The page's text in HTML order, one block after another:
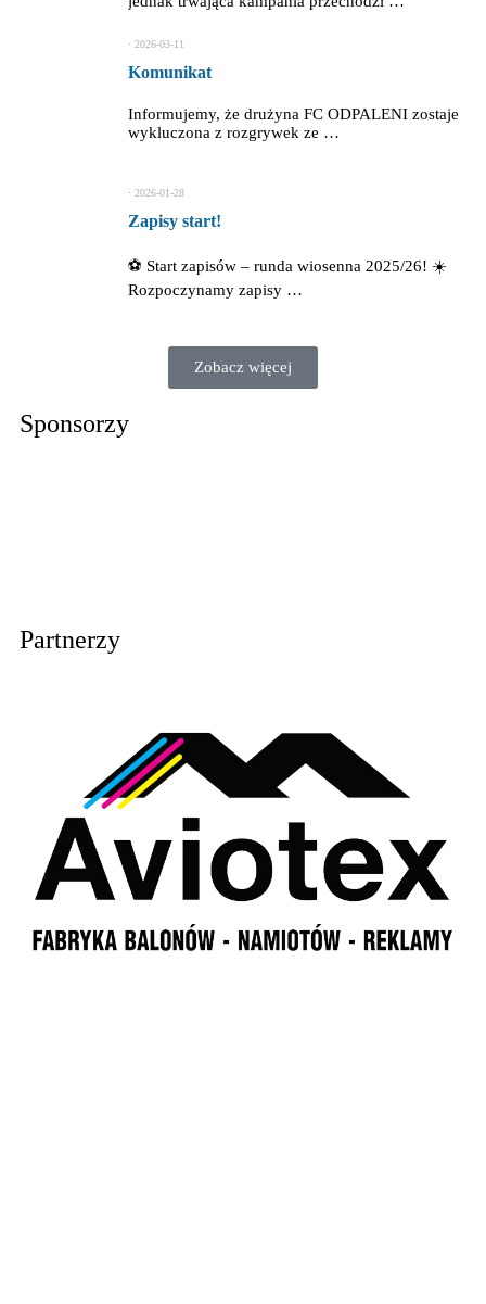
Komunikat
⋅ 2026-03-11
Informujemy, że drużyna FC ODPALENI zostaje
wykluczona z rozgrywek ze …
Zapisy start!
⋅ 2026-01-28
⚽ Start zapisów – runda wiosenna 2025/26! ☀️
Rozpoczynamy zapisy …
Zobacz więcej
Sponsorzy
Partnerzy